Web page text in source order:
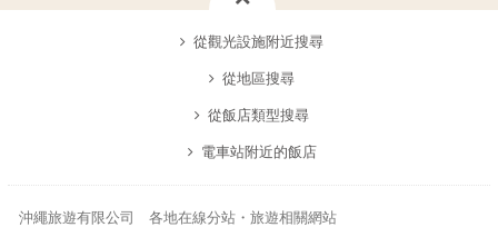
從觀光設施附近搜尋
從地區搜尋
從飯店類型搜尋
電車站附近的飯店
沖繩旅遊有限公司 各地在線分站・旅遊相關網站